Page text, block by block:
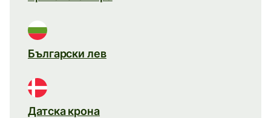
Български лев
Датска крона